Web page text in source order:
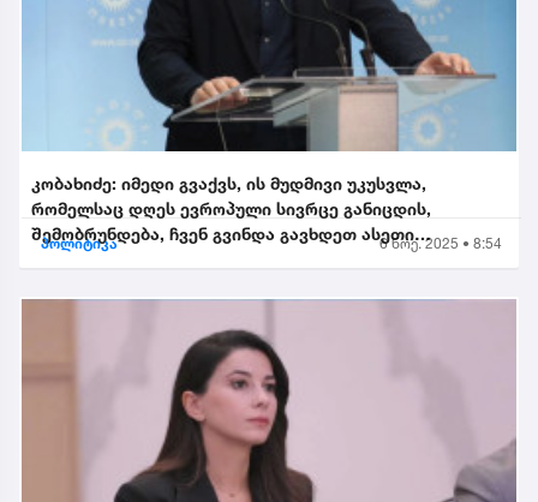
კობახიძე: იმედი გვაქვს, ის მუდმივი უკუსვლა,
რომელსაც დღეს ევროპული სივრცე განიცდის,
შემობრუნდება, ჩვენ გვინდა გავხდეთ ასეთი
პოლიტიკა 6 ნოე. 2025 • 8:54